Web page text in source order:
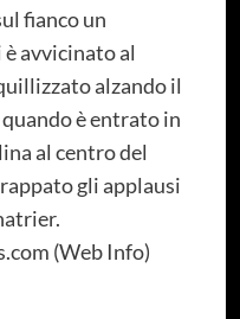
fianco un
avvicinato al
alzando il
è entrato in
al centro del
gli applausi
(Web Info)